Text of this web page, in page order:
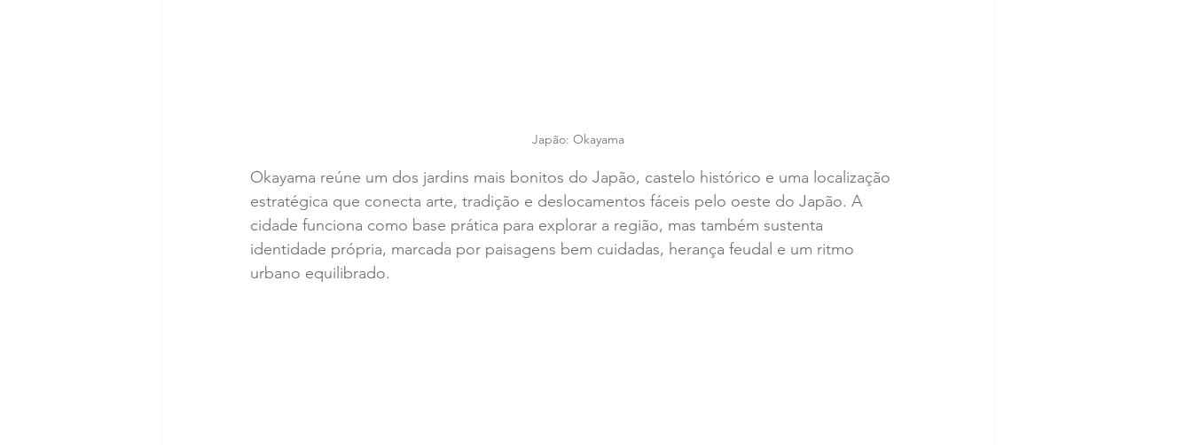
Japão: Okayama
Okayama reúne um dos jardins mais bonitos do Japão, castelo histórico e uma localização
estratégica que conecta arte, tradição e deslocamentos fáceis pelo oeste do Japão. A
cidade funciona como base prática para explorar a região, mas também sustenta
identidade própria, marcada por paisagens bem cuidadas, herança feudal e um ritmo
urbano equilibrado.